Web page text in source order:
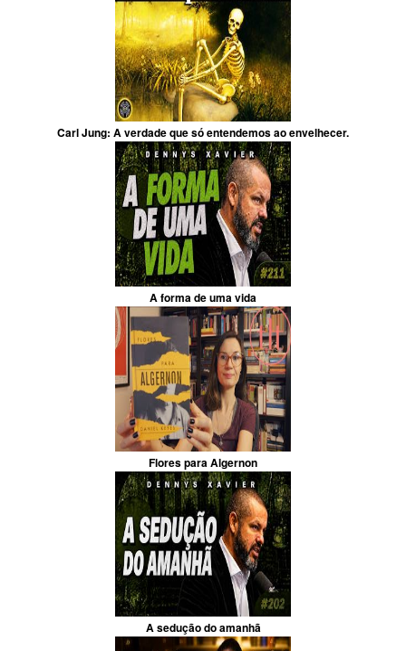
Carl Jung: A verdade que só entendemos ao envelhecer.
A forma de uma vida
Flores para Algernon
A sedução do amanhã